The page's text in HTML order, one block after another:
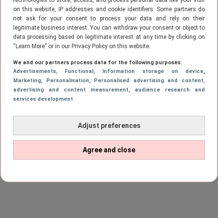
on this website, IP addresses and cookie identifiers. Some partners do
not ask for your consent to process your data and rely on their
legitimate business interest. You can withdraw your consent or object to
data processing based on legitimate interest at any time by clicking on
“Learn More” or in our Privacy Policy on this website.
We and our partners process data for the following purposes:
Advertisements, Functional , Information storage on device,
Marketing, Personalisation, Personalised advertising and content,
advertising and content measurement, audience research and
services development
Adjust preferences
Agree and close